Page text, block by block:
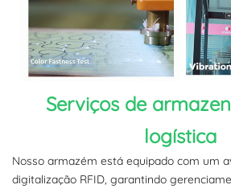
Serviços de
logística
Nosso armazém está equipado com um
digitalização RFID, garantindo